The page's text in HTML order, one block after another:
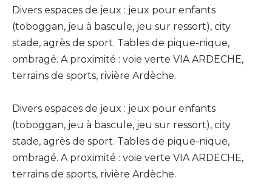
Divers espaces de jeux : jeux pour enfants
(toboggan, jeu à bascule, jeu sur ressort), city
stade, agrès de sport. Tables de pique-nique,
ombragé. A proximité : voie verte VIA ARDECHE,
terrains de sports, rivière Ardèche.
Divers espaces de jeux : jeux pour enfants
(toboggan, jeu à bascule, jeu sur ressort), city
stade, agrès de sport. Tables de pique-nique,
ombragé. A proximité : voie verte VIA ARDECHE,
terrains de sports, rivière Ardèche.